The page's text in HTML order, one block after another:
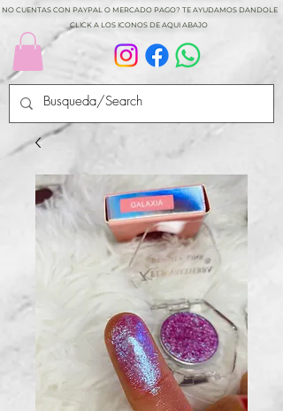
NO CUENTAS CON PAYPAL O MERCADO PAGO? TE AYUDAMOS DANDOLE
CLICK A LOS ICONOS DE AQUI ABAJO